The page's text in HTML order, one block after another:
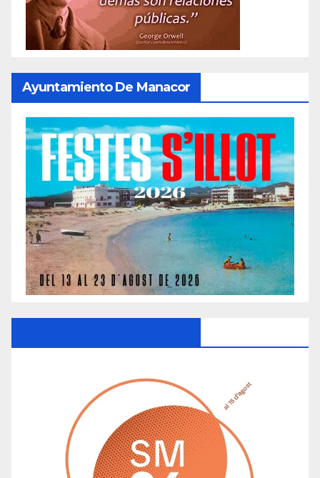
Ayuntamiento De Manacor